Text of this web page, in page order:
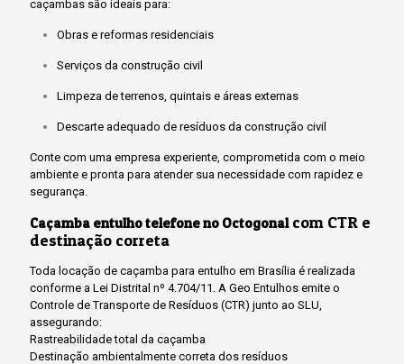
caçambas são ideais para:
Obras e reformas residenciais
Serviços da construção civil
Limpeza de terrenos, quintais e áreas externas
Descarte adequado de resíduos da construção civil
Conte com uma empresa experiente, comprometida com o meio
ambiente e pronta para atender sua necessidade com rapidez e
segurança.
Caçamba entulho telefone no Octogonalcom CTR e
destinação correta
Toda locação de caçamba para entulho em Brasília é realizada
conforme a Lei Distrital nº 4.704/11. A Geo Entulhos emite o
Controle de Transporte de Resíduos (CTR) junto ao SLU,
assegurando:
Rastreabilidade total da caçamba
Destinação ambientalmente correta dos resíduos